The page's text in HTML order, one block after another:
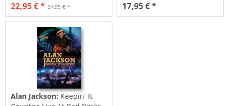
24,95 € *
22,95 € * 17,95 € *
Alan Jackson: Keepin' It